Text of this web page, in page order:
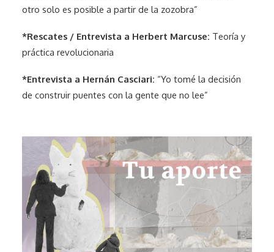
otro solo es posible a partir de la zozobra”
*Rescates / Entrevista a Herbert Marcuse: Teoría y
práctica revolucionaria
*Entrevista a Hernán Casciari: “Yo tomé la decisión
de construir puentes con la gente que no lee”